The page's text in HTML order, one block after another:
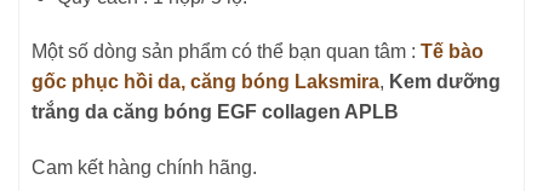
Một số dòng sản phẩm có thể bạn quan tâm : Tế bào
gốc phục hồi da, căng bóng Laksmira, Kem dưỡng
trắng da căng bóng EGF collagen APLB
Cam kết hàng chính hãng.